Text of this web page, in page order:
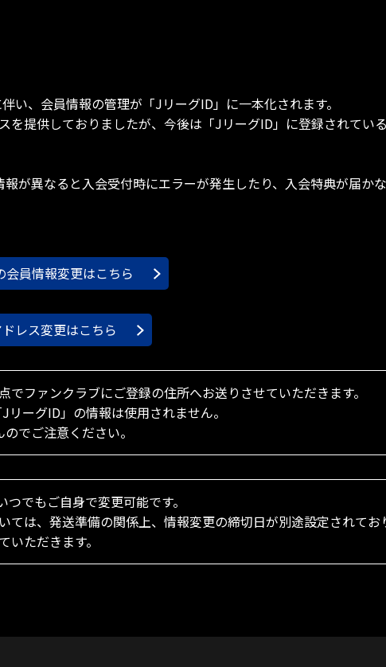
い、会員情報の管理が「JリーグID」に一本化されます。
提供しておりましたが、今後は「JリーグID」に登録されてい
が異なると入会受付時にエラーが発生したり、入会特典が届か
会員情報変更はこちら
レス変更はこちら
ファンクラブにご登録の住所へお送りさせていただきます。
ーグID」の情報は使用されません。
でご注意ください。
でもご自身で変更可能です。
は、発送準備の関係上、情報変更の締切日が別途設定されてお
ただきます。